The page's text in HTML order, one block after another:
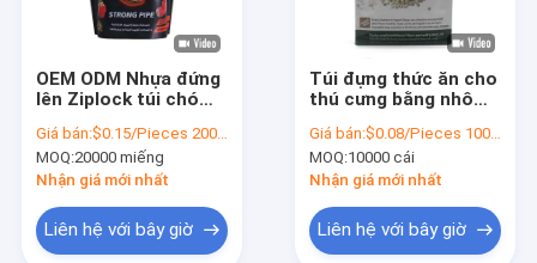
tham quan nhà máy
Tin tức
trường hợp
OEM ODM Nhựa đứng
lên Ziplock túi chó
cưng 5kg 10kg 15kg
20kg Cho nuôi thú
cưng
Giá bán:$0.15/Pieces 20000-199999 Pieces
MOQ:20000 miếng
Nhận giá mới nhất
Liên hệ với bây giờ
Túi đựng thức ăn cho
thú cưng bằng nhôm
khóa kéo
Giá bán:$0.08/Pieces 10000-99999 Pieces
MOQ:10000 cái
Nhận giá mới nhất
Liên hệ với bây giờ